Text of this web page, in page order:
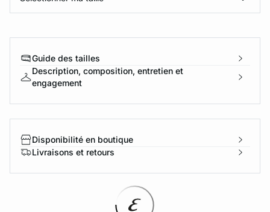
Guide des tailles
Description, composition, entretien et
engagement
Disponibilité en boutique
Livraisons et retours